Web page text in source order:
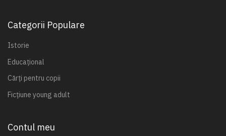
Categorii Populare
Istorie
Educațional
Cărți pentru copii
Ficțiune young adult
Contul meu